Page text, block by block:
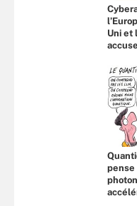
Uni et
pense